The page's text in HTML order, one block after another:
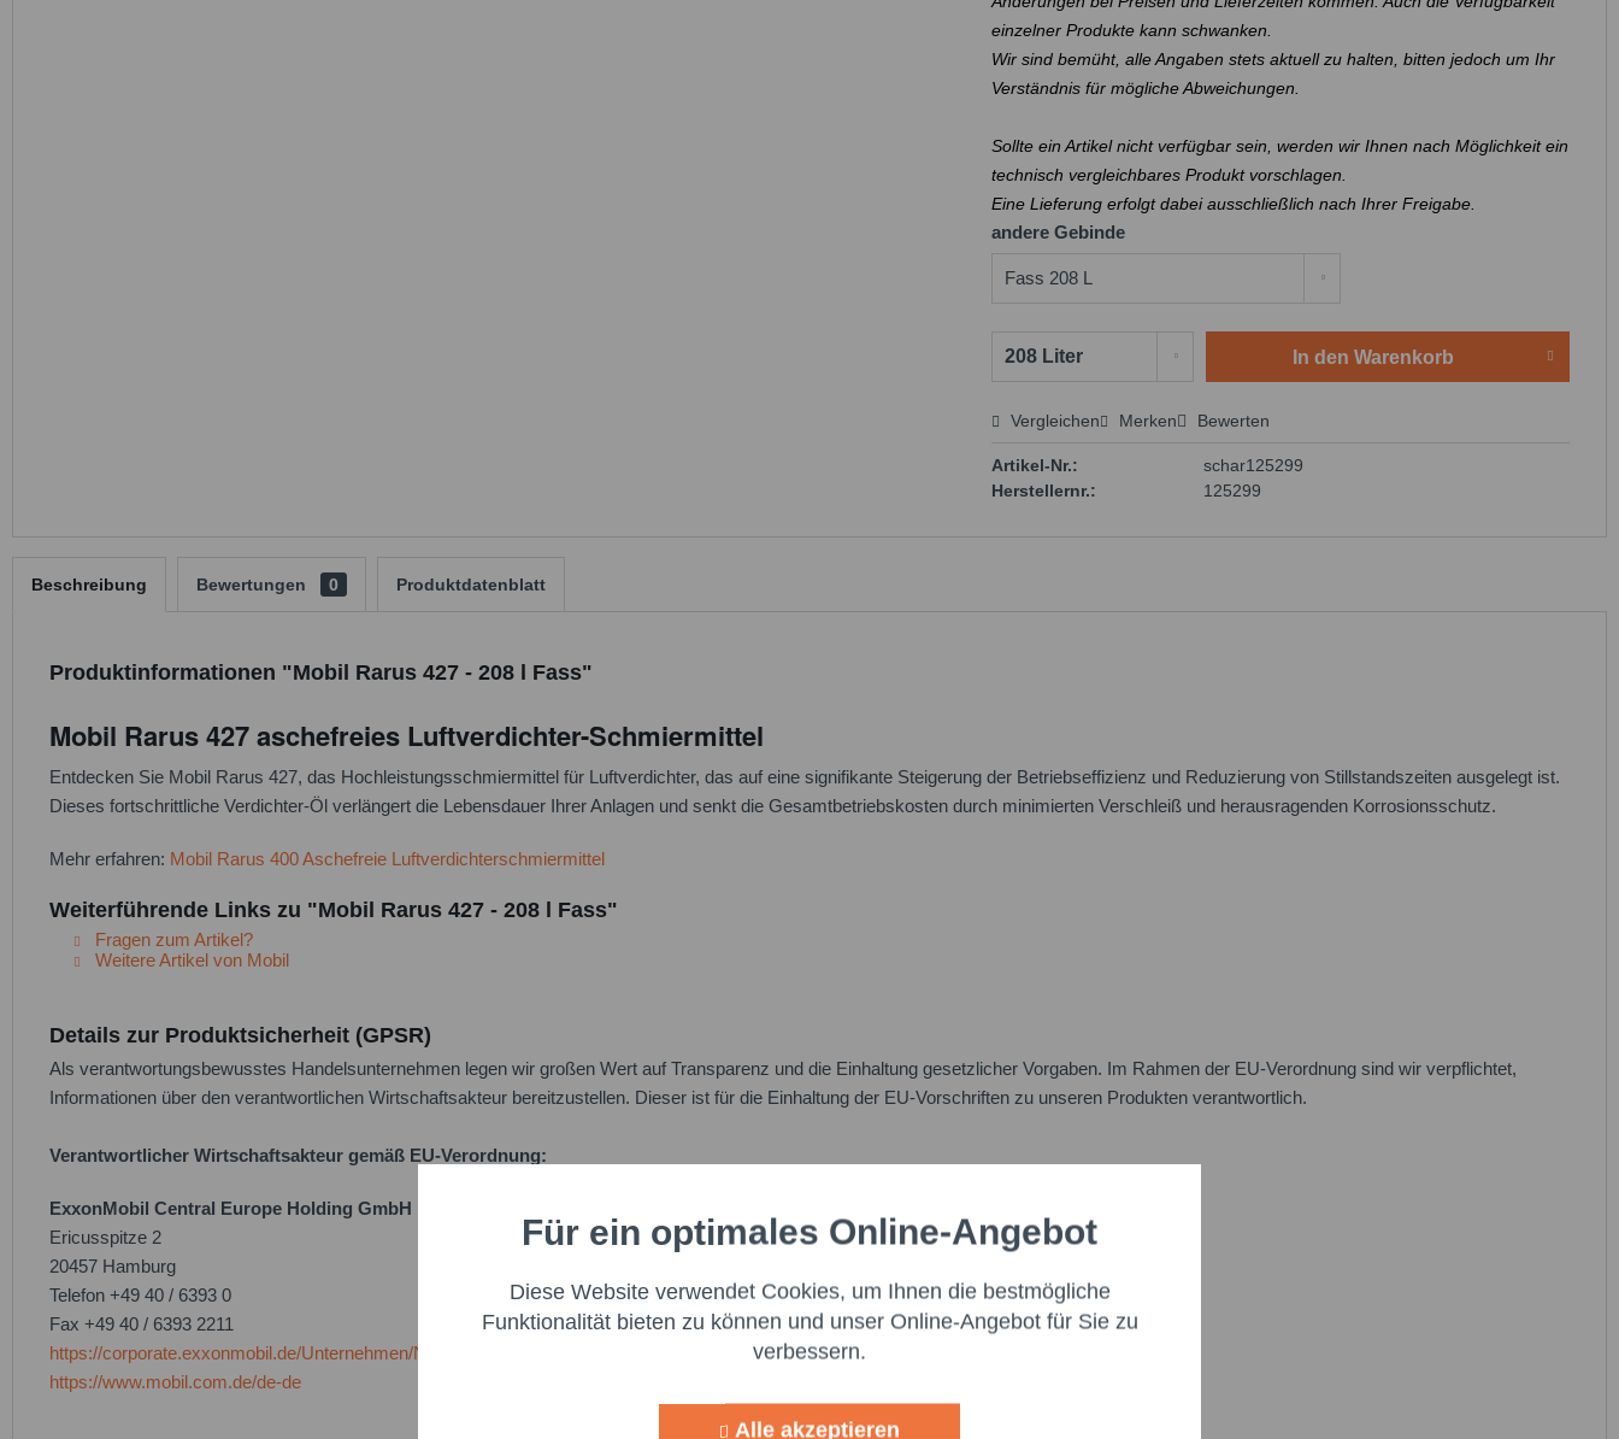
einzelner Produkte kann schwanken.
Wir sind bemüht, alle Angaben stets aktuell zu halten, bitten jedoch um Ihr
Verständnis für mögliche Abweichungen.
Sollte ein Artikel nicht verfügbar sein, werden wir Ihnen nach Möglichkeit ein
technisch vergleichbares Produkt vorschlagen.
Eine Lieferung erfolgt dabei ausschließlich nach Ihrer Freigabe.
andere Gebinde
In den Warenkorb
Preis anfragen
Vergleichen Merken Bewerten
Artikel-Nr.:
schar125299
Herstellernr.:
125299
Beschreibung Bewertungen 0 Produktdatenblatt
Produktinformationen "Mobil Rarus 427 - 208 l Fass"
Mobil Rarus 427 aschefreies Luftverdichter-Schmiermittel
Entdecken Sie Mobil Rarus 427, das Hochleistungsschmiermittel für Luftverdichter, das auf eine signifikante Steigerung der Betriebseffizienz und Reduzierung von Stillstandszeiten ausgelegt ist.
Dieses fortschrittliche Verdichter-Öl verlängert die Lebensdauer Ihrer Anlagen und senkt die Gesamtbetriebskosten durch minimierten Verschleiß und herausragenden Korrosionsschutz.
Mehr erfahren: Mobil Rarus 400 Aschefreie Luftverdichterschmiermittel
Weiterführende Links zu "Mobil Rarus 427 - 208 l Fass"
Fragen zum Artikel?
Weitere Artikel von Mobil
Details zur Produktsicherheit (GPSR)
Als verantwortungsbewusstes Handelsunternehmen legen wir großen Wert auf Transparenz und die Einhaltung gesetzlicher Vorgaben. Im Rahmen der EU-Verordnung sind wir verpflichtet,
Informationen über den verantwortlichen Wirtschaftsakteur bereitzustellen. Dieser ist für die Einhaltung der EU-Vorschriften zu unseren Produkten verantwortlich.
Verantwortlicher Wirtschaftsakteur gemäß EU-Verordnung:
ExxonMobil Central Europe Holding GmbH
Ericusspitze 2
20457 Hamburg
Telefon +49 40 / 6393 0
Fax +49 40 / 6393 2211
https://corporate.exxonmobil.de/Unternehmen/Nachricht
https://www.mobil.com.de/de-de
Funktionale Aktiv
Marketing Aktiv
Für ein optimales Online-Angebot
Diese Website verwendet Cookies, um Ihnen die bestmögliche
Funktionalität bieten zu können und unser Online-Angebot für Sie zu
verbessern.
Alle akzeptieren